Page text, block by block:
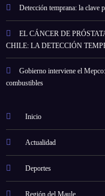
Detección temprana: la clave
EL CÁNCER DE
CHILE: LA DETECCIÓN
Gobierno interviene el
combustibles
Inicio
Actualidad
Deportes
Región del Maule